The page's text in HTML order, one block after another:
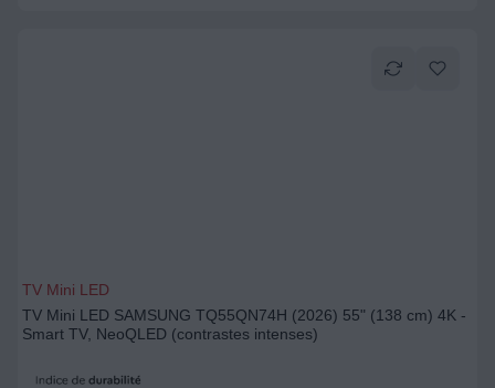
TV Mini LED
TV Mini LED SAMSUNG TQ55QN74H (2026) 55" (138 cm) 4K -
Smart TV, NeoQLED (contrastes intenses)